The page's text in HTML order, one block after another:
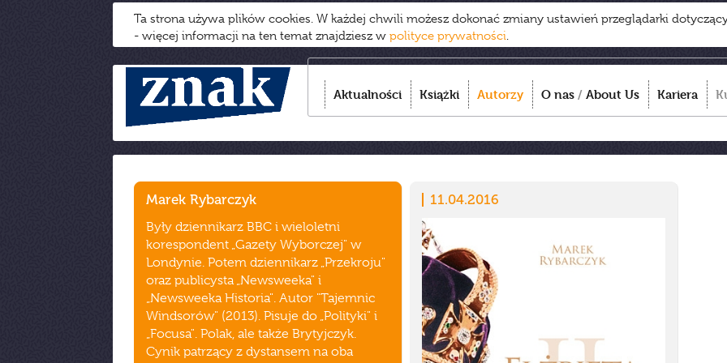
Ta strona używa plików cookies. W każdej chwili możesz dokonać zmiany ustawień przeglądarki
- więcej informacji na ten temat znajdziesz w polityce prywatności.
Aktualności Książki Autorzy O nas / About Us Kariera
Marek Rybarczyk
Były dziennikarz BBC i wieloletni
korespondent „Gazety Wyborczej" w
Londynie. Potem dziennikarz „Przekroju"
oraz publicysta „Newsweeka" i
„Newsweeka Historia". Autor "Tajemnic
Windsorów" (2013). Pisuje do „Polityki" i
„Focusa". Polak, ale także Brytyjczyk.
Cynik patrzący z dystansem na oba
11.04.2016